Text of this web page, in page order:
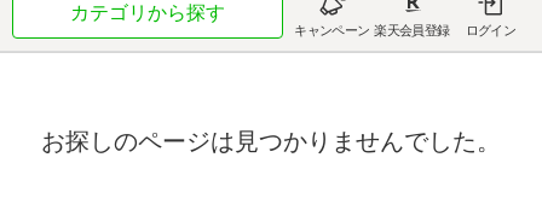
カテゴリから探す
キャンペーン 楽天会員登録 ログイン
お探しのページは見つかりませんでした。